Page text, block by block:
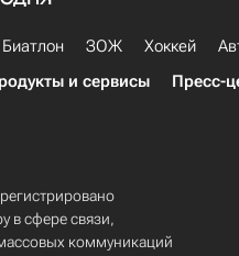
Биатлон ЗОЖ Хоккей
и сервисы Пресс-
в сфере связи,
коммуникаций